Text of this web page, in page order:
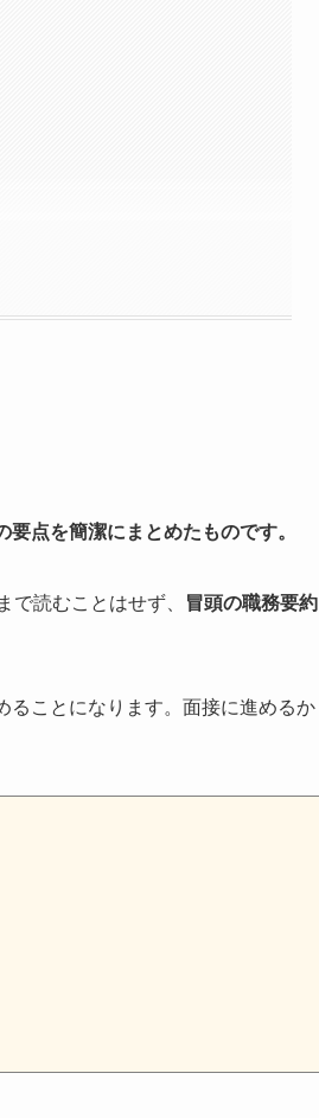
点を簡潔にまとめたものです。
読むことはせず、
冒頭の職務要約
ることになります。面接に進めるか